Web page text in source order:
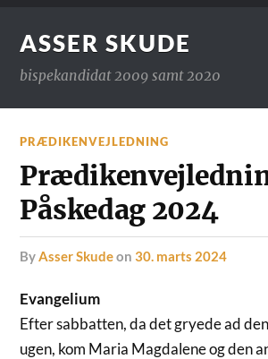
ASSER SKUDE
bispekandidat 2009 samt 2020
PRÆDIKENVEJLEDNING
Påskedag 2024
byAsser Skudeon30. marts 2024
Evangelium
Efter sabbatten, da det gryede ad
ugen, kom Maria Magdalene og den